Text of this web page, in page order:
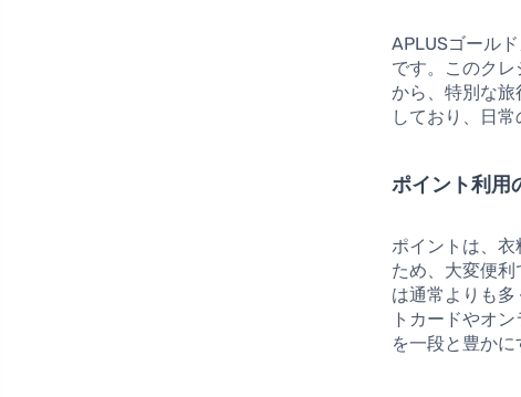
APLUSゴール
です。このク
から、特別な
しており、日
ポイント利用
ポイントは、
ため、大変便
は通常よりも
トカードやオ
を一段と豊かに